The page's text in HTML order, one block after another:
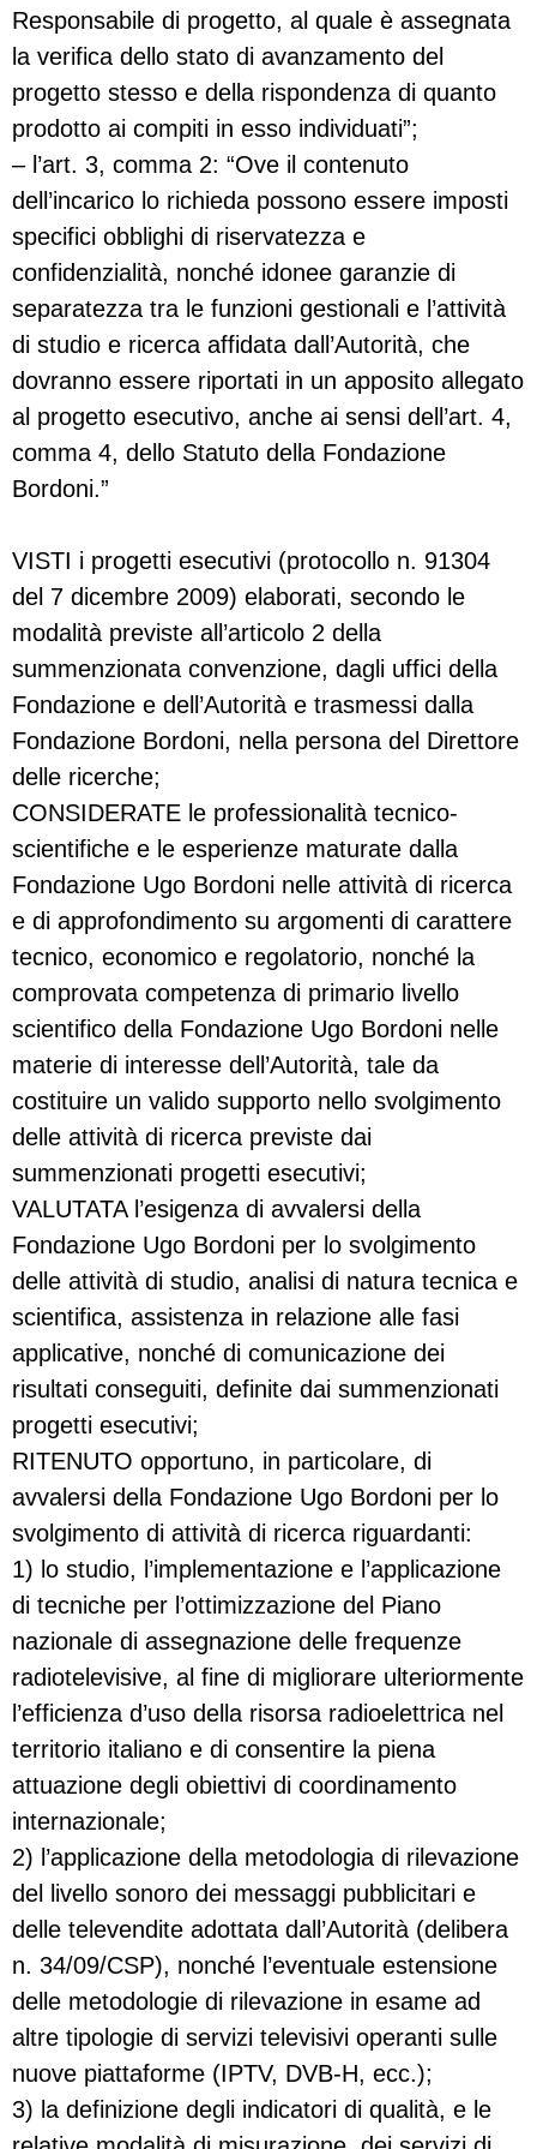
Responsabile di progetto, al quale è assegnata
la verifica dello stato di avanzamento del
progetto stesso e della rispondenza di quanto
prodotto ai compiti in esso individuati”;
– l’art. 3, comma 2: “Ove il contenuto
dell’incarico lo richieda possono essere imposti
specifici obblighi di riservatezza e
confidenzialità, nonché idonee garanzie di
separatezza tra le funzioni gestionali e l’attività
di studio e ricerca affidata dall’Autorità, che
dovranno essere riportati in un apposito allegato
al progetto esecutivo, anche ai sensi dell’art. 4,
comma 4, dello Statuto della Fondazione
Bordoni.”
VISTI i progetti esecutivi (protocollo n. 91304
del 7 dicembre 2009) elaborati, secondo le
modalità previste all’articolo 2 della
summenzionata convenzione, dagli uffici della
Fondazione e dell’Autorità e trasmessi dalla
Fondazione Bordoni, nella persona del Direttore
delle ricerche;
CONSIDERATE le professionalità tecnico-
scientifiche e le esperienze maturate dalla
Fondazione Ugo Bordoni nelle attività di ricerca
e di approfondimento su argomenti di carattere
tecnico, economico e regolatorio, nonché la
comprovata competenza di primario livello
scientifico della Fondazione Ugo Bordoni nelle
materie di interesse dell’Autorità, tale da
costituire un valido supporto nello svolgimento
delle attività di ricerca previste dai
summenzionati progetti esecutivi;
VALUTATA l’esigenza di avvalersi della
Fondazione Ugo Bordoni per lo svolgimento
delle attività di studio, analisi di natura tecnica e
scientifica, assistenza in relazione alle fasi
applicative, nonché di comunicazione dei
risultati conseguiti, definite dai summenzionati
progetti esecutivi;
RITENUTO opportuno, in particolare, di
avvalersi della Fondazione Ugo Bordoni per lo
svolgimento di attività di ricerca riguardanti:
1) lo studio, l’implementazione e l’applicazione
di tecniche per l’ottimizzazione del Piano
nazionale di assegnazione delle frequenze
radiotelevisive, al fine di migliorare ulteriormente
l’efficienza d’uso della risorsa radioelettrica nel
territorio italiano e di consentire la piena
attuazione degli obiettivi di coordinamento
internazionale;
2) l’applicazione della metodologia di rilevazione
del livello sonoro dei messaggi pubblicitari e
delle televendite adottata dall’Autorità (delibera
n. 34/09/CSP), nonché l’eventuale estensione
delle metodologie di rilevazione in esame ad
altre tipologie di servizi televisivi operanti sulle
nuove piattaforme (IPTV, DVB-H, ecc.);
3) la definizione degli indicatori di qualità, e le